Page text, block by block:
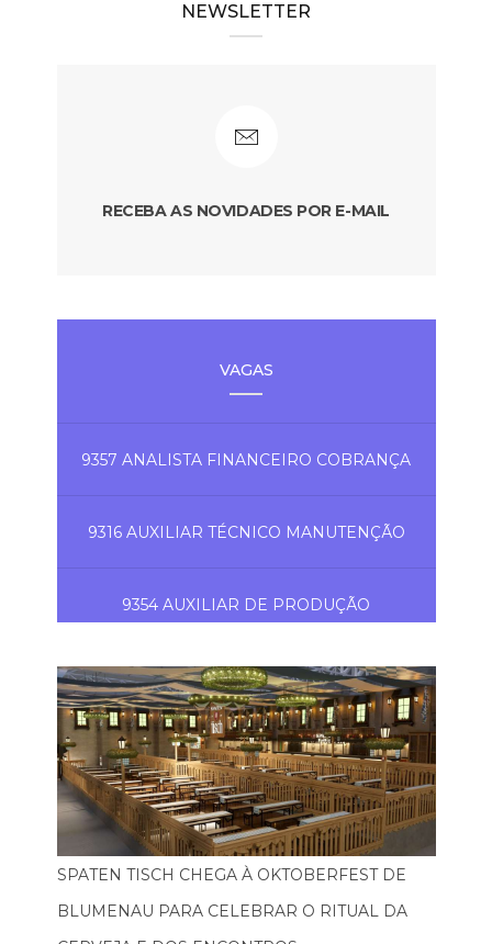
NEWSLETTER
RECEBA AS NOVIDADES POR E-MAIL
VAGAS
9357 ANALISTA FINANCEIRO COBRANÇA
9316 AUXILIAR TÉCNICO MANUTENÇÃO
9354 AUXILIAR DE PRODUÇÃO
SPATEN TISCH CHEGA À OKTOBERFEST DE
BLUMENAU PARA CELEBRAR O RITUAL DA